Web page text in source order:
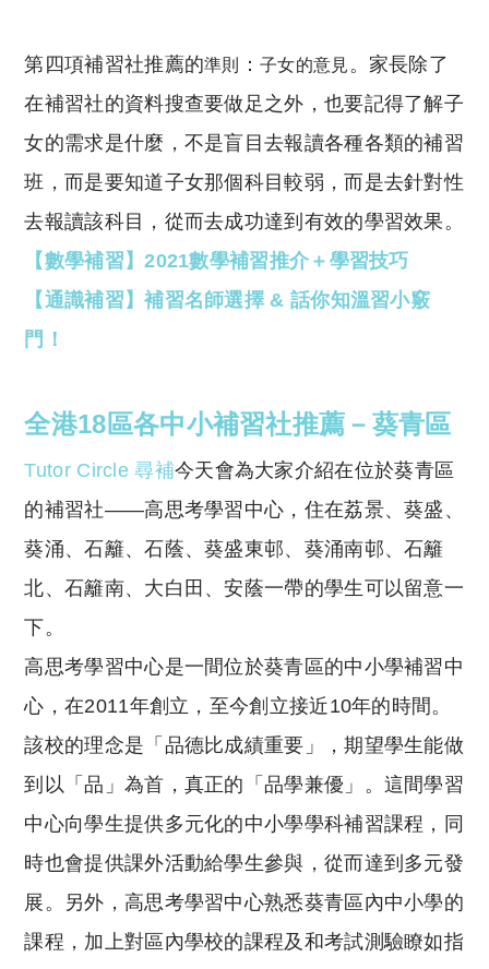
第四項補習社推薦的準則 ：子女的意見。家長除了
在補習社的資料搜查要做足之外，也要記得了解子
女的需求是什麼，不是盲目去報讀各種各類的補習
班，而是要知道子女那個科目較弱，而是去針對性
去報讀該科目，從而去成功達到有效的學習效果。
【數學補習】2021數學補習推介＋學習技巧
【通識補習】補習名師選擇 & 話你知溫習小竅
門！
全港18區各中小補習社推薦－葵青區
Tutor Circle 尋補今天會為大家介紹在位於葵青區
的補習社——高思考學習中心， 住在荔景、葵盛、
葵涌、石籬、石蔭、葵盛東邨、葵涌南邨、石籬
北、石籬南、大白田、安蔭一帶的學生可以留意一
下。
高思考學習中心是一間位於葵青區的中小學補習中
心，在2011年創立，至今創立接近10年的時間。
該校的理念是 「品德比成績重要」，期望學生能做
到以「品」為首，真正的「品學兼優」。 這間學習
中心向學生提供多元化的中小學學科補習課程 ，同
時也會提供課外活動給學生參與，從而達到多元發
展。另外，高思考學習中心熟悉葵青區內中小學的
課程，加上對區內學校的課程及和考試測驗瞭如指